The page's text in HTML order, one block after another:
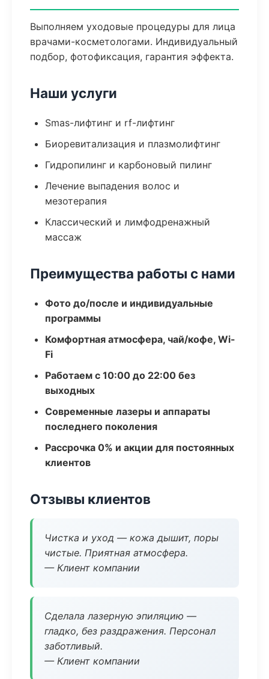
Выполняем уходовые процедуры для лица
врачами-косметологами. Индивидуальный
подбор, фотофиксация, гарантия эффекта.
Наши услуги
Smas-лифтинг и rf-лифтинг
Биоревитализация и плазмолифтинг
Гидропилинг и карбоновый пилинг
Лечение выпадения волос и
мезотерапия
Классический и лимфодренажный
массаж
Преимущества работы с нами
Фото до/после и индивидуальные
программы
Комфортная атмосфера, чай/кофе, Wi-
Fi
Работаем с 10:00 до 22:00 без
выходных
Современные лазеры и аппараты
последнего поколения
Рассрочка 0% и акции для постоянных
клиентов
Отзывы клиентов
Чистка и уход — кожа дышит, поры
чистые. Приятная атмосфера.
— Клиент компании
Сделала лазерную эпиляцию —
гладко, без раздражения. Персонал
заботливый.
— Клиент компании